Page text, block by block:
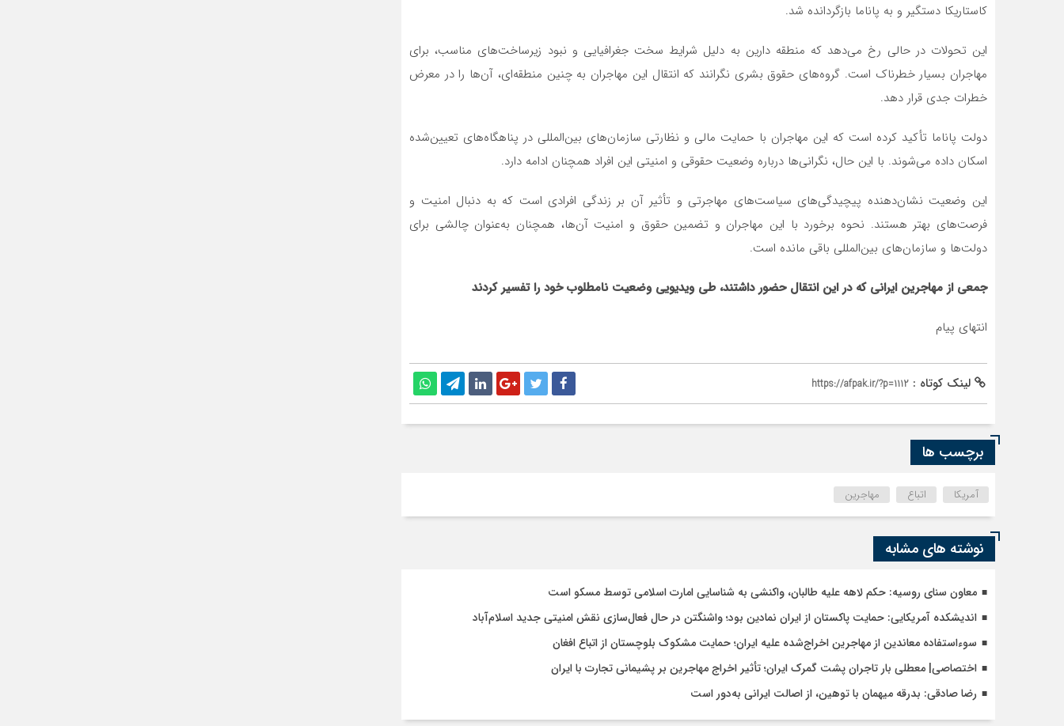
کاستاریکا دستگیر و به پاناما بازگردانده شد.
این تحولات در حالی رخ می‌دهد که منطقه دارین به دلیل شرایط سخت جغرافیایی و نبود زیرساخت‌های مناسب، برای
مهاجران بسیار خطرناک است. گروه‌های حقوق بشری نگرانند که انتقال این مهاجران به چنین منطقه‌ای، آن‌ها را در معرض
خطرات جدی قرار دهد.
دولت پاناما تأکید کرده است که این مهاجران با حمایت مالی و نظارتی سازمان‌های بین‌المللی در پناهگاه‌های تعیین‌شده
اسکان داده می‌شوند. با این حال، نگرانی‌ها درباره وضعیت حقوقی و امنیتی این افراد همچنان ادامه دارد.
این وضعیت نشان‌دهنده پیچیدگی‌های سیاست‌های مهاجرتی و تأثیر آن بر زندگی افرادی است که به دنبال امنیت و
فرصت‌های بهتر هستند. نحوه برخورد با این مهاجران و تضمین حقوق و امنیت آن‌ها، همچنان به‌عنوان چالشی برای
دولت‌ها و سازمان‌های بین‌المللی باقی مانده است.
جمعی از مهاجرین ایرانی که در این انتقال حضور داشتند، طی ویدیویی وضعیت نامطلوب خود را تفسیر کردند
انتهای پیام
لینک کوتاه : https://afpak.ir/?p=1112
برچسب ها
آمریکا اتباع مهاجرین
نوشته های مشابه
معاون سنای روسیه: حکم لاهه علیه طالبان، واکنشی به شناسایی امارت اسلامی توسط مسکو است
اندیشکده آمریکایی: حمایت پاکستان از ایران نمادین بود؛ واشنگتن در حال فعال‌سازی نقش امنیتی جدید اسلام‌آباد
سوءاستفاده معاندین از مهاجرین اخراج‌شده علیه ایران؛ حمایت مشکوک بلوچستان از اتباع افغان
اختصاصی| معطلی بار تاجران پشت گمرک ایران؛ تأثیر اخراج مهاجرین بر پشیمانی تجارت با ایران
رضا صادقی: بدرقه میهمان با توهین، از اصالت ایرانی به‌دور است